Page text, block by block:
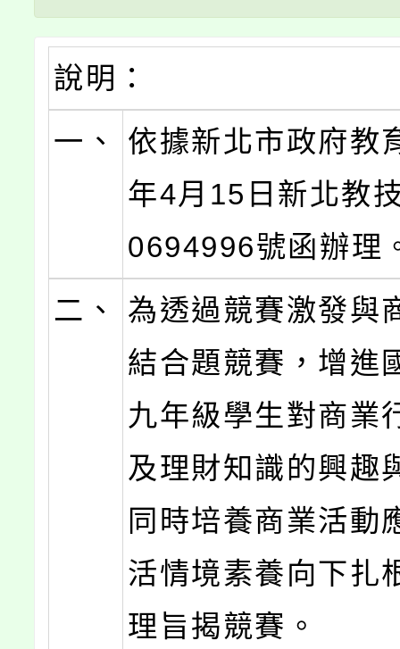
說明：
一、
依據新北市政府教
年4月15日新北教
0694996號函辦理
二、
為透過競賽激發與
結合題競賽，增進
九年級學生對商業
及理財知識的興趣
同時培養商業活動
活情境素養向下扎
理旨揭競賽。